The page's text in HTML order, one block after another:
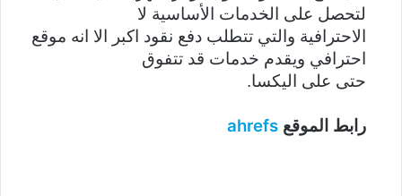
لتحصل على الخدمات الأساسية لا
الاحترافية والتي تتطلب دفع نقود اكبر الا انه موقع
احترافي ويقدم خدمات قد تتفوق
حتى على اليكسا.
رابط الموقع ahrefs